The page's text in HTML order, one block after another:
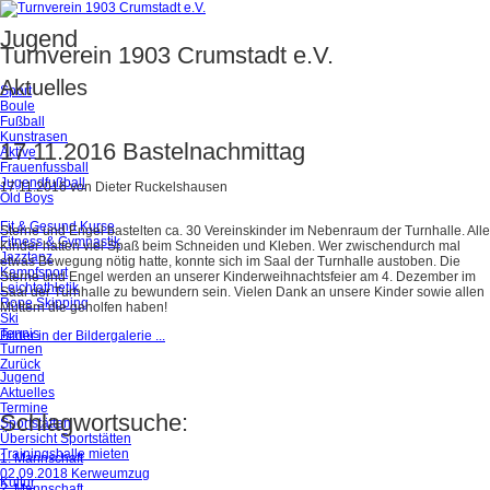
Turnverein 1903 Crumstadt e.V.
Sport
Boule
Fußball
Kunstrasen
Aktive
Frauenfussball
Jugendfußball
Old Boys
Fit & Gesund Kurse
Fitness & Gymnastik
Jazztanz
Kampfsport
Leichtathletik
Rope Skipping
Ski
Tennis
Turnen
Jugend
Aktuelles
Termine
Sportstätten
Übersicht Sportstätten
Trainingshalle mieten
Kultur
Jugend
Aktuelles
17.11.2016 Bastelnachmittag
17.11.2016von Dieter Ruckelshausen
Sterne und Engel bastelten ca. 30 Vereinskinder im Nebenraum der Turnhalle. Alle
Kinder hatten viel Spaß beim Schneiden und Kleben. Wer zwischendurch mal
etwas Bewegung nötig hatte, konnte sich im Saal der Turnhalle austoben. Die
Sterne und Engel werden an unserer Kinderweihnachtsfeier am 4. Dezember im
Saal der Turnhalle zu bewundern sein. Vielen Dank an unsere Kinder sowie allen
Müttern die geholfen haben!
Bilder in der Bildergalerie ...
Zurück
Schlagwortsuche:
1. Mannschaft
02.09.2018 Kerweumzug